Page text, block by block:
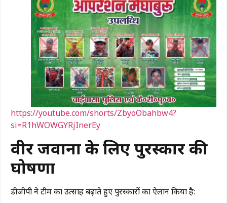
https://youtube.com/shorts/ZbyoObahbw4?
si=R1hWOWGYRjInerEy
वीर जवानों के लिए पुरस्कार की
घोषणा
डीजीपी ने टीम का उत्साह बढ़ाते हुए पुरस्कारों का ऐलान किया है: